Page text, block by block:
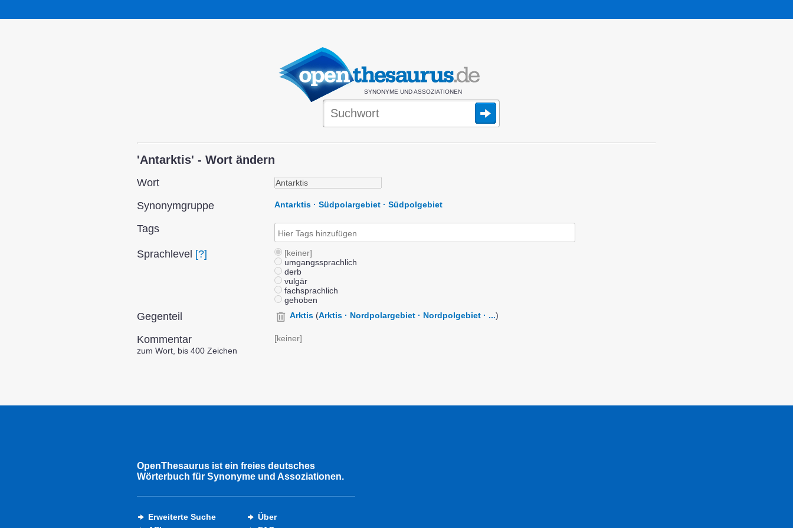
SYNONYME UND ASSOZIATIONEN
'Antarktis' - Wort ändern
Wort
Synonym­gruppe
Antarktis · Südpolargebiet · Südpolgebiet
Tags
Sprach­level [?]
[keiner]
umgangssprachlich
derb
vulgär
fachsprachlich
gehoben
Gegenteil Arktis (Arktis · Nordpolargebiet · Nordpolgebiet · ...)
Kommentar
zum Wort, bis 400 Zeichen
[keiner]
OpenThesaurus ist ein freies deutsches
Wörterbuch für Synonyme und Assoziationen.
Erweiterte Suche
Über